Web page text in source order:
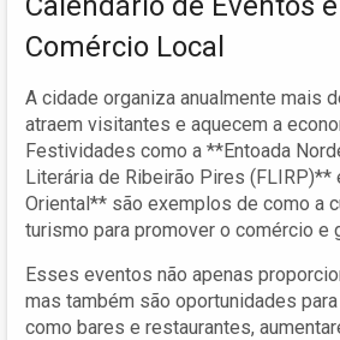
Comércio Local
A cidade organiza anualmente mais
atraem visitantes e aquecem a
Festividades como a **Entoada
Literária de Ribeirão Pires
Oriental** são exemplos de como a
turismo para promover o comércio e
Esses eventos não apenas
mas também são oportunidades
como bares e restaurantes,